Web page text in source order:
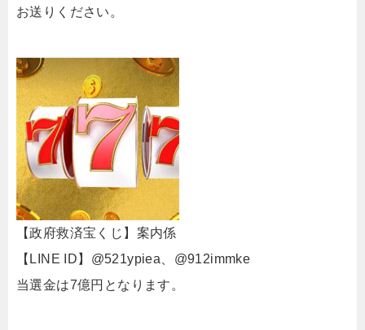
お送りください。
【政府救済宝くじ】案内係
【LINE ID】@521ypiea、@912immke
当選金は7億円となります。